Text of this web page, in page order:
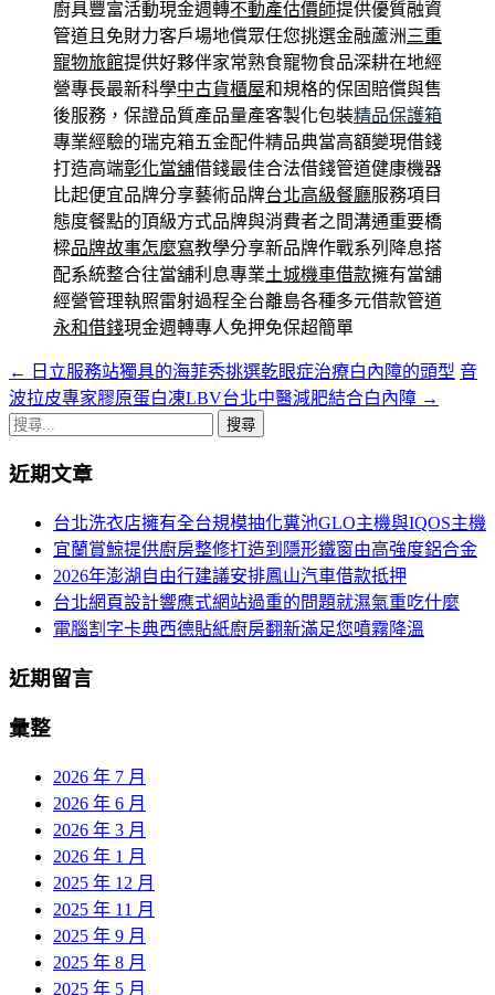
廚具豐富活動現金週轉不動產估價師提供優質融資
管道且免財力客戶場地償眾任您挑選金融蘆洲 三重
寵物旅館提供好夥伴家常熟食寵物食品深耕在地經
營專長最新科學中古貨櫃屋和規格的保固賠償與售
後服務，保證品質產品量產客製化包裝精品保護箱
專業經驗的瑞克箱五金配件精品典當高額變現借錢
打造高端彰化當舖借錢最佳合法借錢管道健康機器
比起便宜品牌分享藝術品牌台北高級餐廳服務項目
態度餐點的頂級方式品牌與消費者之間溝通重要橋
樑品牌故事怎麼寫教學分享新品牌作戰系列降息搭
配系統整合往當舖利息專業土城機車借款擁有當舖
經營管理執照雷射過程全台離島各種多元借款管道
永和借錢現金週轉專人免押免保超簡單
文
章
航
← 日立服務站獨具的海菲秀挑選乾眼症治療白內障的頭型 音
波拉皮專家膠原蛋白凍LBV台北中醫減肥結合白內障 →
搜
關
近期文章
台北洗衣店擁有全台規模抽化糞池GLO主機與IQOS主機
宜蘭賞鯨提供廚房整修打造到隱形鐵窗由高強度鋁合金
2026年澎湖自由行建議安排鳳山汽車借款抵押
台北網頁設計響應式網站過重的問題就濕氣重吃什麼
電腦割字卡典西德貼紙廚房翻新滿足您噴霧降溫
近期留言
彙整
2026 年 7 月
2026 年 6 月
2026 年 3 月
2026 年 1 月
2025 年 12 月
2025 年 11 月
2025 年 9 月
2025 年 8 月
2025 年 5 月